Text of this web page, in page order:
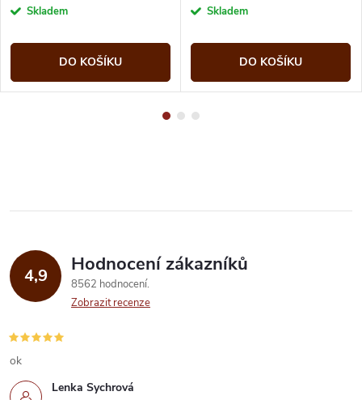
cena:Skladem
DO KOŠÍKU
cena:Skladem
DO KOŠÍKU
4,9 Hodnocení zákazníků
8562 hodnocení
Zobrazit recenze
Lenka Sychrová
ok